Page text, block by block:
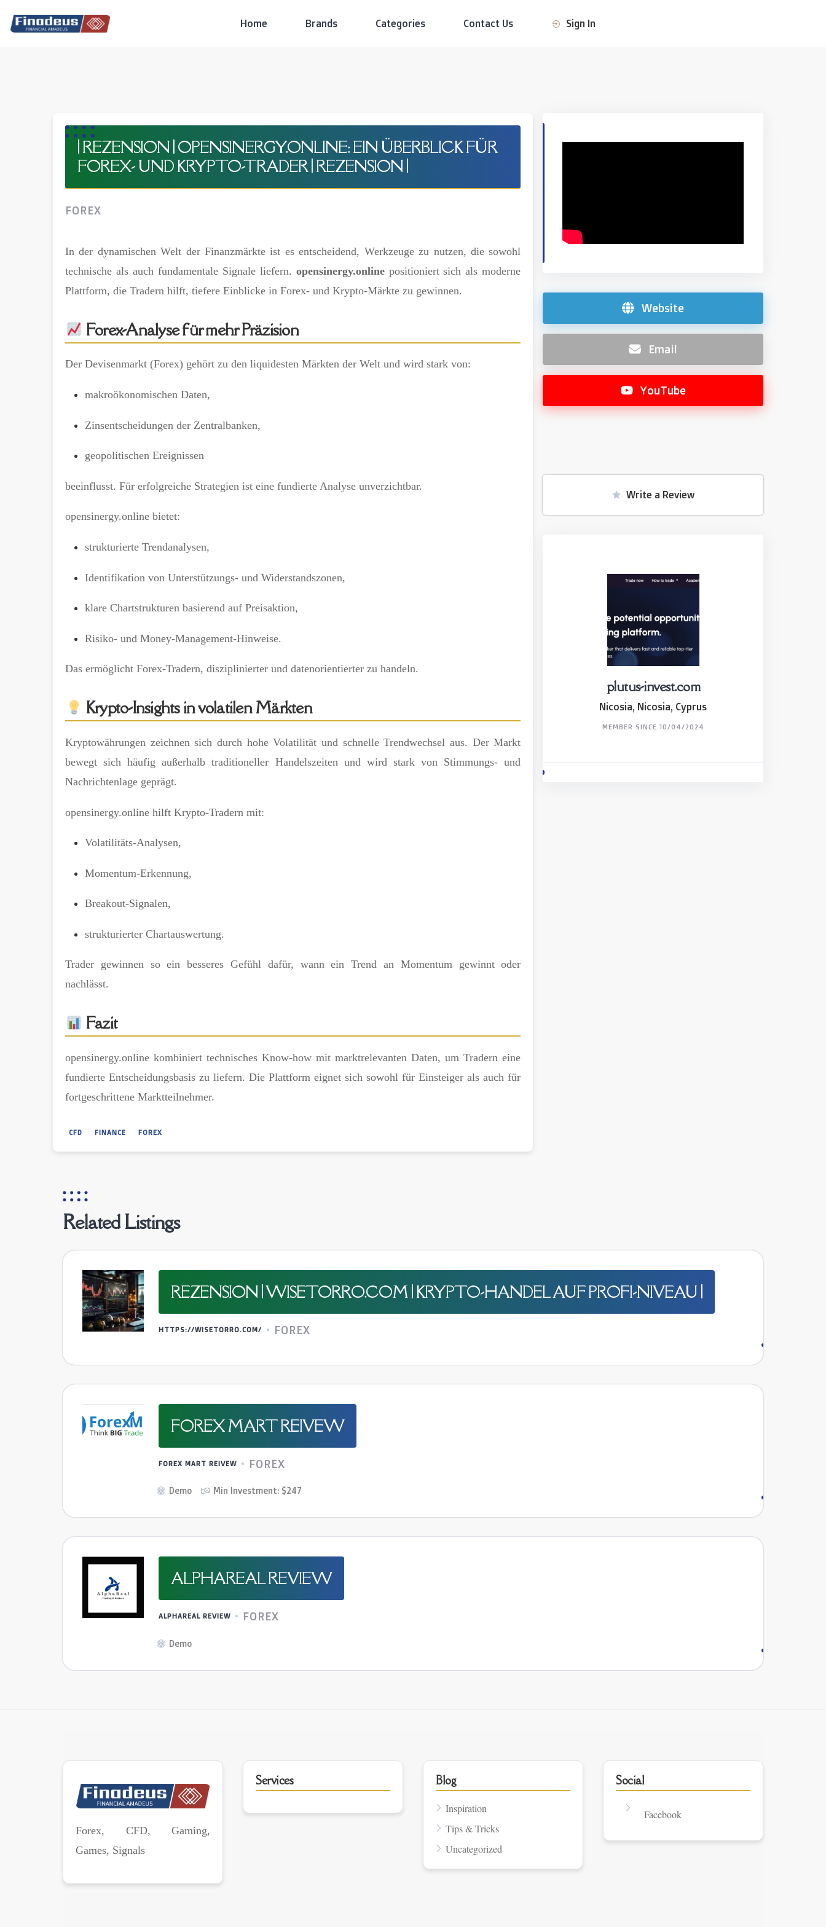
Home Brands Categories Contact Us Sign In
| REZENSION | OPENSINERGY.ONLINE: EIN ÜBERBLICK FÜR
FOREX- UND KRYPTO-TRADER | REZENSION |
FOREX
In der dynamischen Welt der Finanzmärkte ist es entscheidend, Werkzeuge zu nutzen, die sowohl
technische als auch fundamentale Signale liefern. opensinergy.onlinepositioniert sich als moderne
Plattform, die Tradern hilft, tiefere Einblicke in Forex- und Krypto-Märkte zu gewinnen.
Forex-Analyse für mehr Präzision
Der Devisenmarkt (Forex) gehört zu den liquidesten Märkten der Welt und wird stark von:
makroökonomischen Daten,
Zinsentscheidungen der Zentralbanken,
geopolitischen Ereignissen
beeinflusst. Für erfolgreiche Strategien ist eine fundierte Analyse unverzichtbar.
opensinergy.online bietet:
strukturierte Trendanalysen,
Identifikation von Unterstützungs- und Widerstandszonen,
klare Chartstrukturen basierend auf Preisaktion,
Risiko- und Money-Management-Hinweise.
Das ermöglicht Forex-Tradern, disziplinierter und datenorientierter zu handeln.
Krypto-Insights in volatilen Märkten
Kryptowährungen zeichnen sich durch hohe Volatilität und schnelle Trendwechsel aus. Der Markt
bewegt sich häufig außerhalb traditioneller Handelszeiten und wird stark von Stimmungs- und
Nachrichtenlage geprägt.
opensinergy.online hilft Krypto-Tradern mit:
Volatilitäts-Analysen,
Momentum-Erkennung,
Breakout-Signalen,
strukturierter Chartauswertung.
Trader gewinnen so ein besseres Gefühl dafür, wann ein Trend an Momentum gewinnt oder
nachlässt.
Fazit
opensinergy.online kombiniert technisches Know-how mit marktrelevanten Daten, um Tradern eine
fundierte Entscheidungsbasis zu liefern. Die Plattform eignet sich sowohl für Einsteiger als auch für
fortgeschrittene Marktteilnehmer.
CFD FINANCE FOREX
Website
Email
YouTube
Write a Review
plutus-invest.com
Nicosia, Nicosia, Cyprus
MEMBER SINCE 10/04/2024
Related Listings
REZENSION | WISETORRO.COM | KRYPTO-HANDEL AUF PROFI-NIVEAU |
HTTPS://WISETORRO.COM/ FOREX
FOREX MART REIVEW
FOREX MART REIVEW FOREX
Demo Min Investment: $247
ALPHAREAL REVIEW
ALPHAREAL REVIEW FOREX
Demo
Forex, CFD, Gaming,
Games, Signals
Services Blog
Inspiration
Tips & Tricks
Uncategorized
Social
Facebook